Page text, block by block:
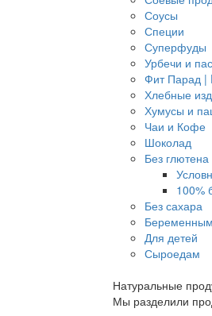
Соусы
Специи
Суперфуды
Урбечи и
Фит Парад |
Хлебные
Хумусы и
Чаи и Кофе
Шоколад
Без глютена
100%
Без сахара
Для детей
Сыроедам
Натуральные
Мы разделили